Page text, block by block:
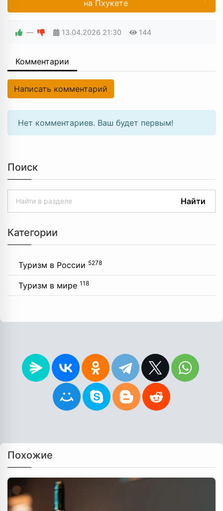
на Пхукете
— 13.04.2026 21:30 144
Комментарии
Написать комментарий
Нет комментариев. Ваш будет первым!
Поиск
Найти
Категории
Туризм в России 5278
Туризм в мире 118
Похожие